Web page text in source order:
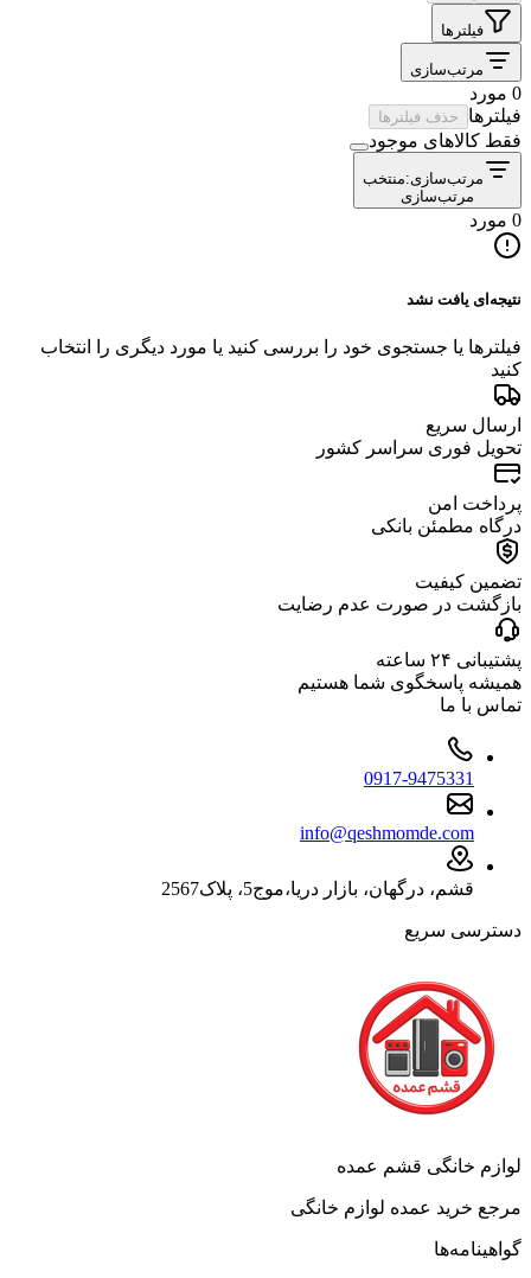
فیلترها
مرتب‌سازی
0 مورد
فیلترها
حذف فیلترها
فقط کالاهای موجود
مرتب‌سازی:منتخب
مرتب‌سازی
0 مورد
نتیجه‌ای یافت نشد
فیلترها یا جستجوی خود را بررسی کنید یا مورد دیگری را انتخاب
کنید
ارسال سریع
تحویل فوری سراسر کشور
پرداخت امن
درگاه مطمئن بانکی
تضمین کیفیت
بازگشت در صورت عدم رضایت
پشتیبانی ۲۴ ساعته
همیشه پاسخگوی شما هستیم
تماس با ما
0917-9475331
info@qeshmomde.com
قشم، درگهان، بازار دریا،موج5، پلاک2567
دسترسی سریع
لوازم خانگی قشم عمده
مرجع خرید عمده لوازم خانگی
گواهینامه‌ها